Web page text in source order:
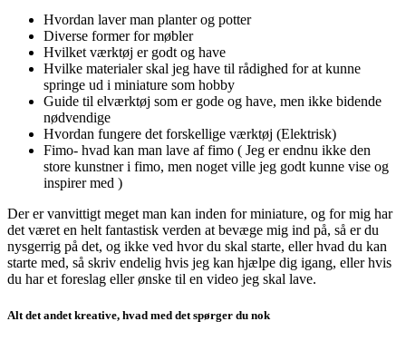
Hvordan laver man planter og potter
Diverse former for møbler
Hvilket værktøj er godt og have
Hvilke materialer skal jeg have til rådighed for at kunne
springe ud i miniature som hobby
Guide til elværktøj som er gode og have, men ikke bidende
nødvendige
Hvordan fungere det forskellige værktøj (Elektrisk)
Fimo- hvad kan man lave af fimo ( Jeg er endnu ikke den
store kunstner i fimo, men noget ville jeg godt kunne vise og
inspirer med )
Der er vanvittigt meget man kan inden for miniature, og for mig har
det været en helt fantastisk verden at bevæge mig ind på, så er du
nysgerrig på det, og ikke ved hvor du skal starte, eller hvad du kan
starte med, så skriv endelig hvis jeg kan hjælpe dig igang, eller hvis
du har et foreslag eller ønske til en video jeg skal lave.
Alt det andet kreative, hvad med det spørger du nok